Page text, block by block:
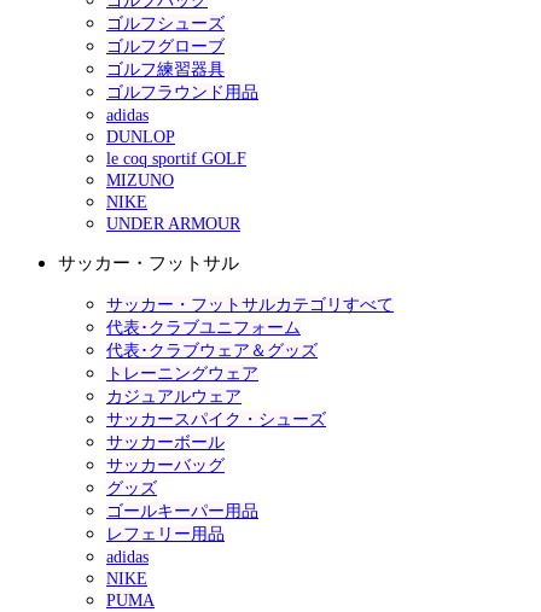
ゴルフシューズ
ゴルフグローブ
ゴルフ練習器具
ゴルフラウンド用品
adidas
DUNLOP
le coq sportif GOLF
MIZUNO
NIKE
UNDER ARMOUR
サッカー・フットサル
サッカー・フットサルカテゴリすべて
代表･クラブユニフォーム
代表･クラブウェア＆グッズ
トレーニングウェア
カジュアルウェア
サッカースパイク・シューズ
サッカーボール
サッカーバッグ
グッズ
ゴールキーパー用品
レフェリー用品
adidas
NIKE
PUMA